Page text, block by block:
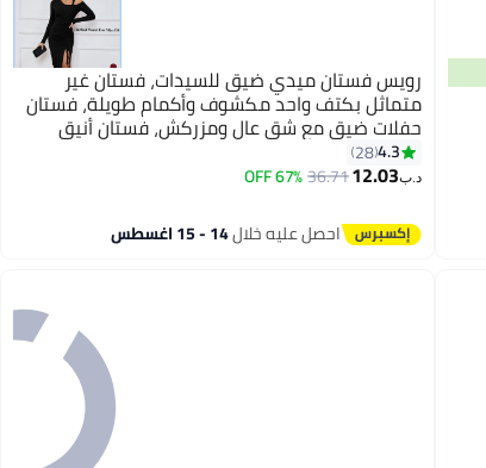
رويس فستان ميدي ضيق للسيدات، فستان غير
متماثل بكتف واحد مكشوف وأكمام طويلة، فستان
حفلات ضيق مع شق عالٍ ومزركش، فستان أنيق
وراقي للسيدات، مثالي للارتداء اليومي وحفلات
الزفاف والحفلات والأنشطة الخارجية
4.3
28
د.ب‏12.03
36.71
67% OFF
احصل عليه خلال14 - 15 اغسطس